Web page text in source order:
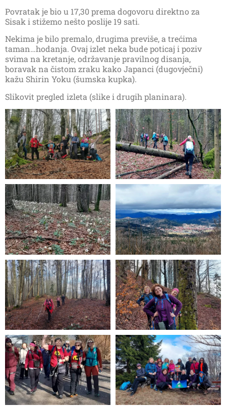
Povratak je bio u 17,30 prema dogovoru direktno za
Sisak i stižemo nešto poslije 19 sati.
Nekima je bilo premalo, drugima previše, a trećima
taman…hodanja. Ovaj izlet neka bude poticaj i poziv
svima na kretanje, održavanje pravilnog disanja,
boravak na čistom zraku kako Japanci (dugovječni)
kažu Shirin Yoku (šumska kupka).
Slikovit pregled izleta (slike i drugih planinara).